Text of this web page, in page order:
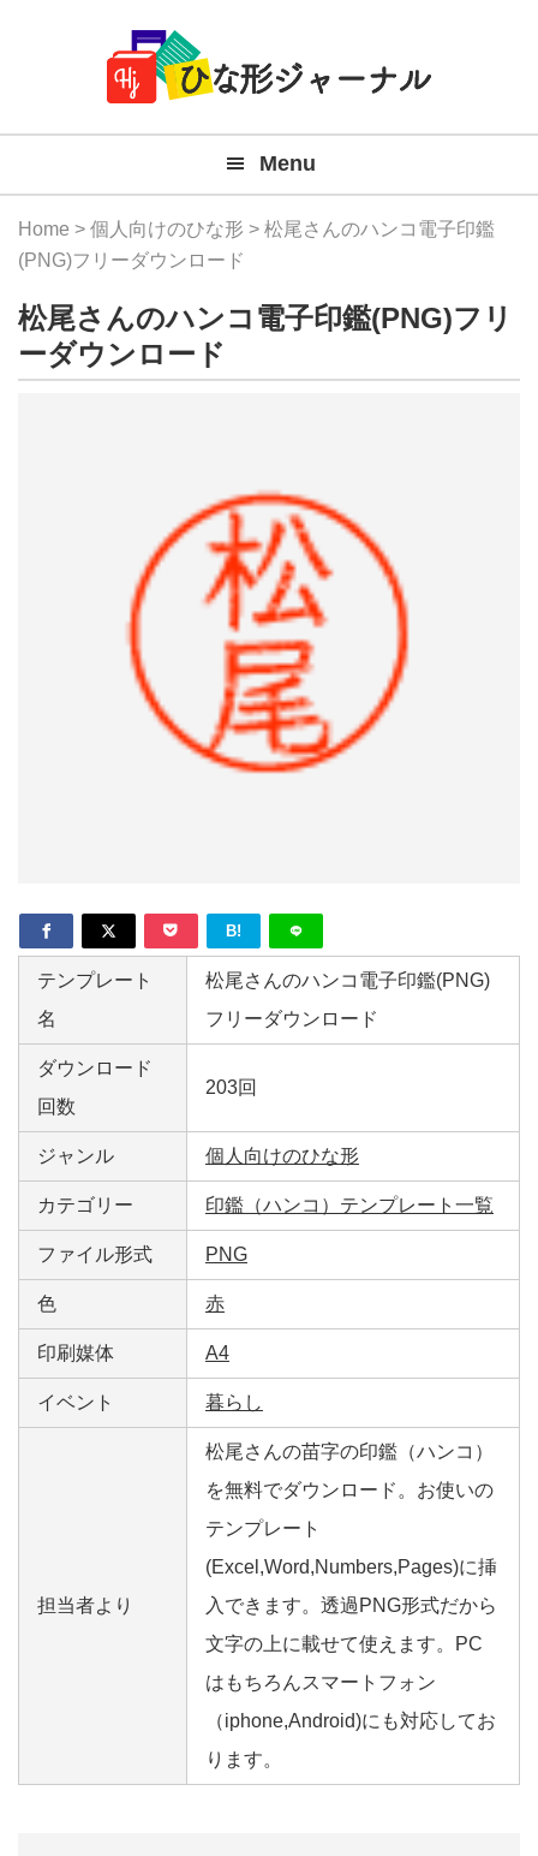
Navigation
料
テ
プ
ー
Menu
Home > 個人向けのひな形 > 松尾さんのハンコ電子印鑑
(PNG)フリーダウンロード
松尾さんのハンコ電子印鑑(PNG)フリ
ーダウンロード
B!
テンプレート
名
松尾さんのハンコ電子印鑑(PNG)
フリーダウンロード
ダウンロード
回数
203回
ジャンル 個人向けのひな形
カテゴリー 印鑑（ハンコ）テンプレート一覧
ファイル形式 PNG
色 赤
印刷媒体 A4
イベント 暮らし
担当者より
松尾さんの苗字の印鑑（ハンコ）
を無料でダウンロード。お使いの
テンプレート
(Excel,Word,Numbers,Pages)に挿
入できます。透過PNG形式だから
文字の上に載せて使えます。PC
はもちろんスマートフォン
（iphone,Android)にも対応してお
ります。